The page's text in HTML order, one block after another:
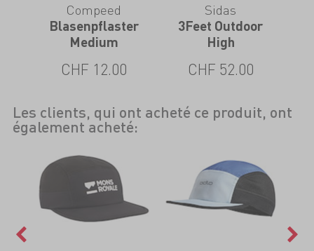
Compeed
Blasenpflaster
Medium
CHF 12.00
Sidas
3Feet Outdoor
High
CHF 52.00
Les clients, qui ont acheté ce produit, ont
également acheté: